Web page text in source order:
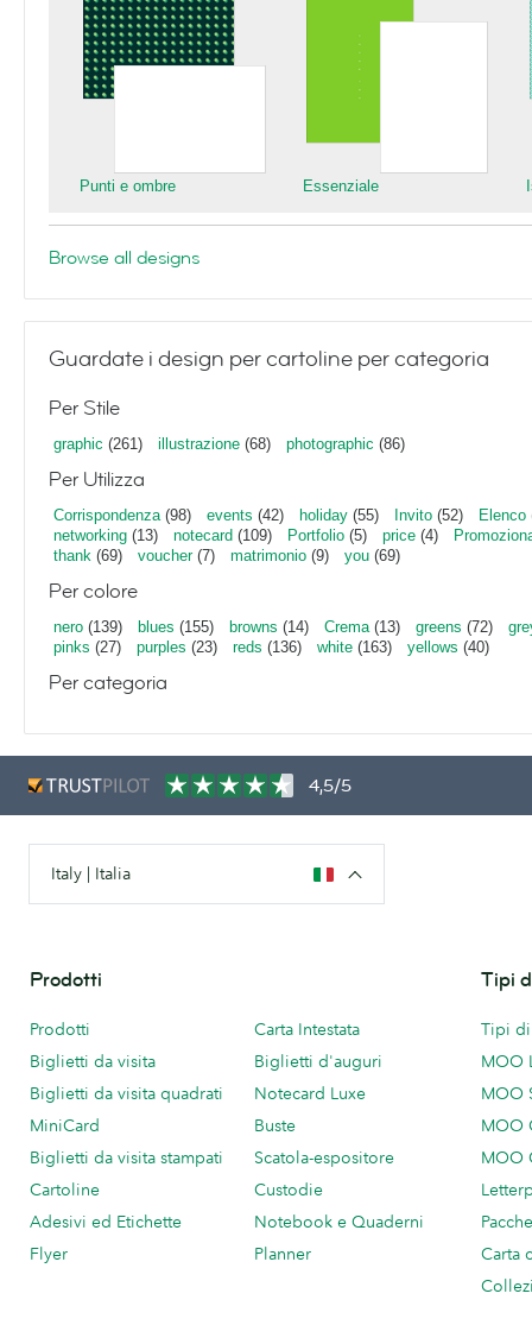
Punti e ombre Essenziale
Browse all designs
Guardate i design per cartoline per categoria
Per Stile
graphic (261) illustrazione (68) photographic (86)
Per Utilizza
Corrispondenza(98) events (42) holiday (55) Invito (52) Elenco
networking (13) notecard (109) Portfolio (5) price (4)
thank (69) voucher(7) matrimonio (9) you (69)
Per colore
nero (139) blues (155) browns (14) Crema(13) greens (72)
pinks (27) purples (23) reds (136) white (163) yellows (40)
Per categoria
4,5/5
Italy | Italia
Prodotti
Prodotti
Biglietti da visita
Biglietti da visita quadrati
MiniCard
Biglietti da visita stampati
Cartoline
Adesivi ed Etichette
Flyer
Carta Intestata
Biglietti d'auguri
Notecard Luxe
Buste
Scatola-espositore
Custodie
Notebook e Quaderni
Planner
Tipi
Tipi
MOO
MOO
MOO
MOO
Carta